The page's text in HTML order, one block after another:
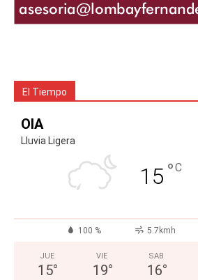
El Tiempo
OIA
Lluvia Ligera
15 °C
100 % 5.7kmh
JUE
15°
VIE
19°
SAB
16°